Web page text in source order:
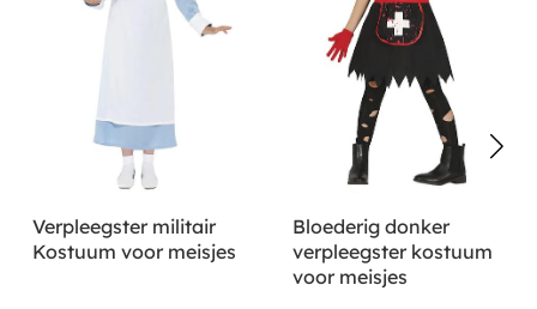
Verpleegster militair
Kostuum voor meisjes
Bloederig donker
verpleegster kostuum
voor meisjes